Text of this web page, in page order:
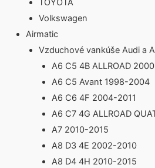
TOYOTA
Volkswagen
Airmatic
Vzduchové vankúše Audi a
A6 C5 4B ALLROAD
A6 C5 Avant 1998-2004
A6 C6 4F 2004-2011
A6 C7 4G ALLROAD
A7 2010-2015
A8 D3 4E 2002-2010
A8 D4 4H 2010-2015